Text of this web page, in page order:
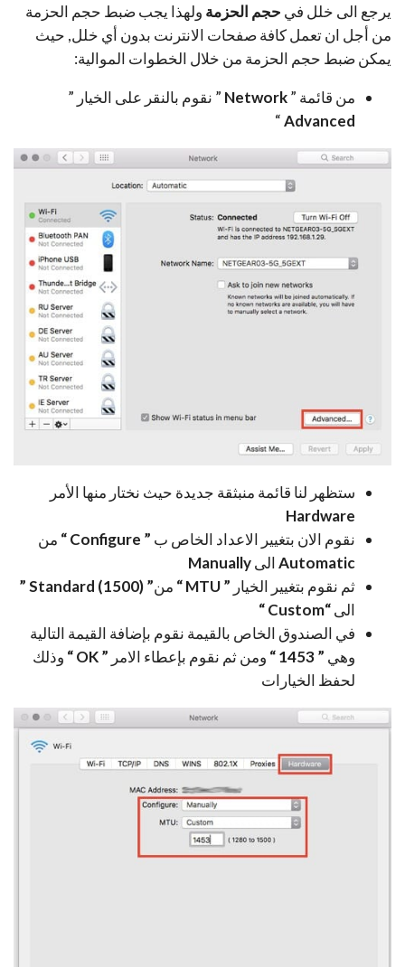
يرجع الى خلل في حجم الحزمة ولهذا يجب ضبط حجم الحزمة
من أجل ان تعمل كافة صفحات الانترنت بدون أي خلل, حيث
يمكن ضبط حجم الحزمة من خلال الخطوات الموالية:
من قائمة ”Network ” نقوم بالنقر على الخيار ”
Advanced
“
ستظهر لنا قائمة منبثقة جديدة حيث نختار منها الأمر
Hardware
نقوم الان بتغيير الاعداد الخاص ب ” Configure “
من
AutomaticالىManually
ثم نقوم بتغيير الخيار ” MTU “ من” (Standard (1500 ”
الى“Custom “
في الصندوق الخاص بالقيمة نقوم بإضافة القيمة التالية
وهي ” 1453 “ ومن ثم نقوم بإعطاء الامر ” OK “
وذلك
لحفظ الخيارات